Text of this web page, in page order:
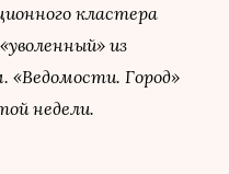
кластера
из
«Ведомости. Город»
недели.